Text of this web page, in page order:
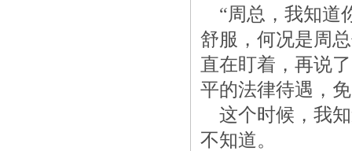
“周总，我知道
舒服，何况是周
直在盯着，再说
平的法律待遇，
这个时候，我知
不知道。